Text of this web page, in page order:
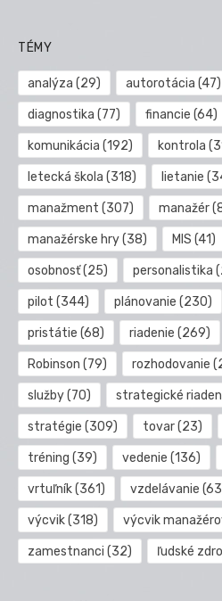
TÉMY
analýza (29) autorotácia (47)
diagnostika (77) financie (64)
komunikácia (192) kontrola
letecká škola (318) lietanie
manažment (307) manažér
manažérske hry(38) MIS (41)
osobnosť(25) personalistika
pilot (344) plánovanie (230)
pristátie (68) riadenie (269)
Robinson (79) rozhodovanie
služby(70) strategické
stratégie (309) tovar(23)
tréning (39) vedenie (136)
vrtuľník(361) vzdelávanie
výcvik(318) výcvik
zamestnanci (32) ľudské